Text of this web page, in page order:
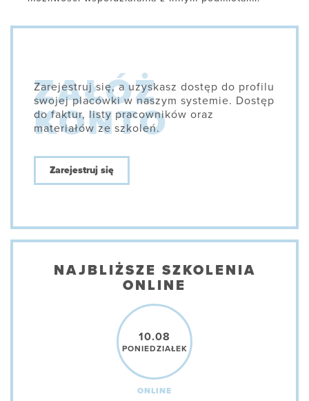
Zarejestruj się, a uzyskasz dostęp do profilu
swojej placówki w naszym systemie. Dostęp
do faktur, listy pracowników oraz
materiałów ze szkoleń.
Zarejestruj się
NAJBLIŻSZE SZKOLENIA
ONLINE
10.08
PONIEDZIAŁEK
ONLINE